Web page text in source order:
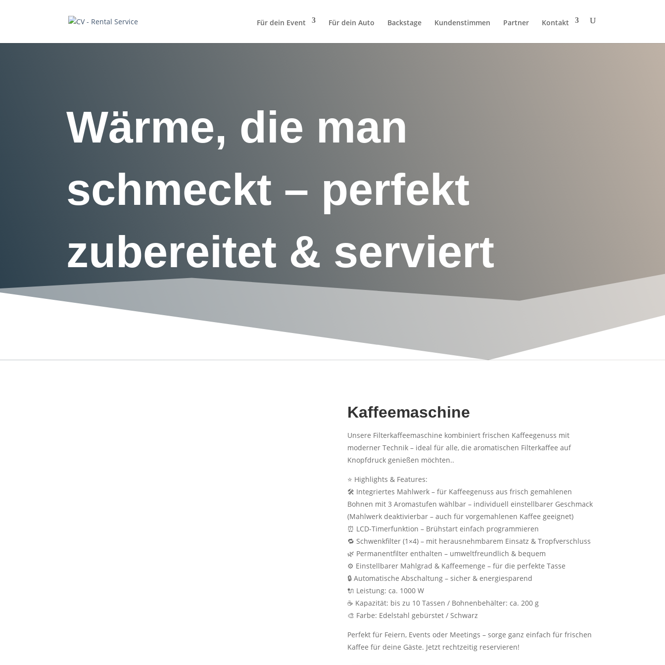
Für dein Event Für dein Auto Backstage Kundenstimmen Partner Kontakt
Wärme, die man
schmeckt – perfekt
zubereitet & serviert
Kaffeemaschine
Unsere Filterkaffeemaschine kombiniert frischen Kaffeegenuss mit
moderner Technik – ideal für alle, die aromatischen Filterkaffee auf
Knopfdruck genießen möchten..
⭐ Highlights & Features:
🛠️ Integriertes Mahlwerk – für Kaffeegenuss aus frisch gemahlenen
Bohnen mit 3 Aromastufen wählbar – individuell einstellbarer Geschmack
(Mahlwerk deaktivierbar – auch für vorgemahlenen Kaffee geeignet)
⏰ LCD-Timerfunktion – Brühstart einfach programmieren
🔁 Schwenkfilter (1×4) – mit herausnehmbarem Einsatz & Tropfverschluss
🌿 Permanentfilter enthalten – umweltfreundlich & bequem
⚙️ Einstellbarer Mahlgrad & Kaffeemenge – für die perfekte Tasse
🔒 Automatische Abschaltung – sicher & energiesparend
🔌 Leistung: ca. 1000 W
☕ Kapazität: bis zu 10 Tassen / Bohnenbehälter: ca. 200 g
🎨 Farbe: Edelstahl gebürstet / Schwarz
Perfekt für Feiern, Events oder Meetings – sorge ganz einfach für frischen
Kaffee für deine Gäste. Jetzt rechtzeitig reservieren!